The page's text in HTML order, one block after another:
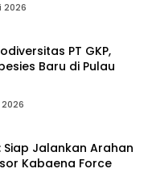
2026
PT GKP,
Baru di Pulau
2026
Siap Jalankan Arahan
Kabaena Force